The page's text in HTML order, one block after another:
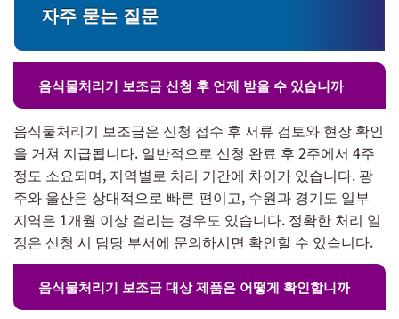
자주 묻는 질문
음식물처리기 보조금 신청 후 언제 받을 수 있습니까
음식물처리기 보조금은 신청 접수 후 서류 검토와 현장 확인
을 거쳐 지급됩니다. 일반적으로 신청 완료 후 2주에서 4주
정도 소요되며, 지역별로 처리 기간에 차이가 있습니다. 광
주와 울산은 상대적으로 빠른 편이고, 수원과 경기도 일부
지역은 1개월 이상 걸리는 경우도 있습니다. 정확한 처리 일
정은 신청 시 담당 부서에 문의하시면 확인할 수 있습니다.
음식물처리기 보조금 대상 제품은 어떻게 확인합니까